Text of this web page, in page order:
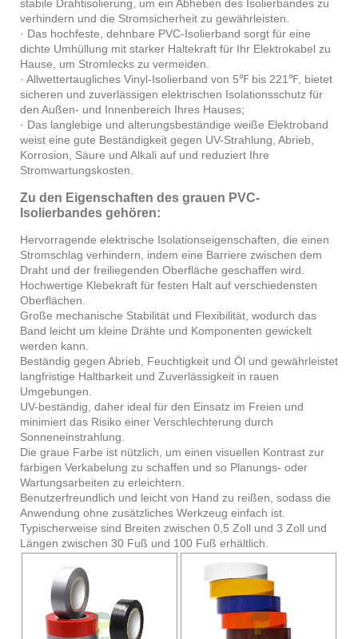
stabile Drahtisolierung, um ein Abheben des Isolierbandes zu
verhindern und die Stromsicherheit zu gewährleisten.
· Das hochfeste, dehnbare PVC-Isolierband sorgt für eine
dichte Umhüllung mit starker Haltekraft für Ihr Elektrokabel zu
Hause, um Stromlecks zu vermeiden.
· Allwettertaugliches Vinyl-Isolierband von 5℉ bis 221℉, bietet
sicheren und zuverlässigen elektrischen Isolationsschutz für
den Außen- und Innenbereich Ihres Hauses;
· Das langlebige und alterungsbeständige weiße Elektroband
weist eine gute Beständigkeit gegen UV-Strahlung, Abrieb,
Korrosion, Säure und Alkali auf und reduziert Ihre
Stromwartungskosten.
Zu den Eigenschaften des grauen PVC-
Isolierbandes gehören:
Hervorragende elektrische Isolationseigenschaften, die einen
Stromschlag verhindern, indem eine Barriere zwischen dem
Draht und der freiliegenden Oberfläche geschaffen wird.
Hochwertige Klebekraft für festen Halt auf verschiedensten
Oberflächen.
Große mechanische Stabilität und Flexibilität, wodurch das
Band leicht um kleine Drähte und Komponenten gewickelt
werden kann.
Beständig gegen Abrieb, Feuchtigkeit und Öl und gewährleistet
langfristige Haltbarkeit und Zuverlässigkeit in rauen
Umgebungen.
UV-beständig, daher ideal für den Einsatz im Freien und
minimiert das Risiko einer Verschlechterung durch
Sonneneinstrahlung.
Die graue Farbe ist nützlich, um einen visuellen Kontrast zur
farbigen Verkabelung zu schaffen und so Planungs- oder
Wartungsarbeiten zu erleichtern.
Benutzerfreundlich und leicht von Hand zu reißen, sodass die
Anwendung ohne zusätzliches Werkzeug einfach ist.
Typischerweise sind Breiten zwischen 0,5 Zoll und 3 Zoll und
Längen zwischen 30 Fuß und 100 Fuß erhältlich.